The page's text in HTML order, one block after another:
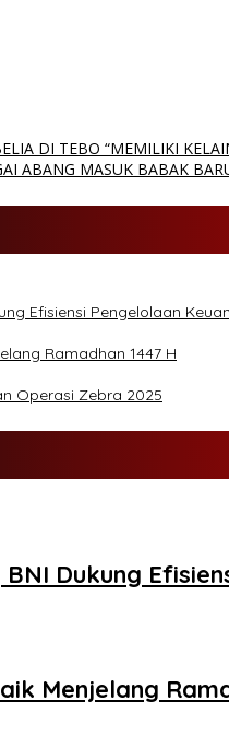
DI TEBO “MEMILIKI
ABANG MASUK BABAK
Efisiensi Pengelolaan
Ramadhan 1447 H
Operasi Zebra 2025
Dukung
Menjelang